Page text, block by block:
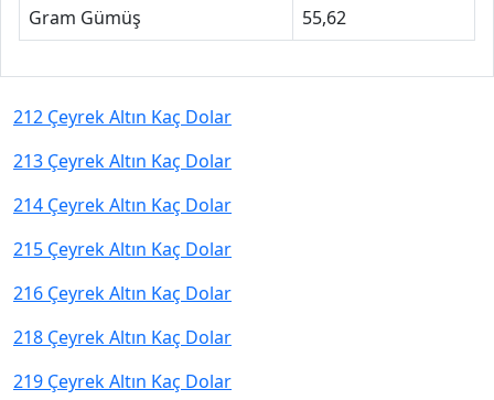
Gram Gümüş
55,62
212 Çeyrek Altın Kaç Dolar
213 Çeyrek Altın Kaç Dolar
214 Çeyrek Altın Kaç Dolar
215 Çeyrek Altın Kaç Dolar
216 Çeyrek Altın Kaç Dolar
218 Çeyrek Altın Kaç Dolar
219 Çeyrek Altın Kaç Dolar